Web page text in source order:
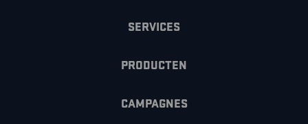
SERVICES
PRODUCTEN
CAMPAGNES